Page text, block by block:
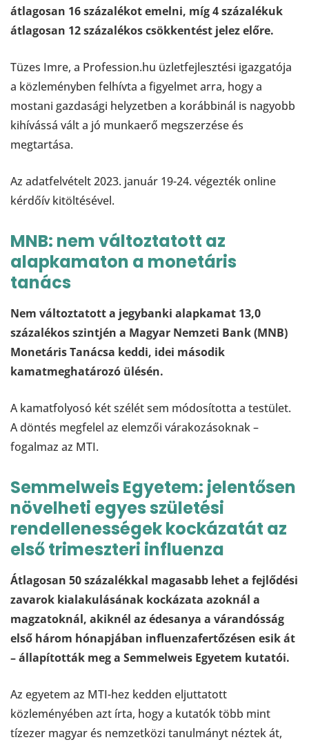
átlagosan 16 százalékot emelni, míg 4 százalékuk
átlagosan 12 százalékos csökkentést jelez előre.
Tüzes Imre, a Profession.hu üzletfejlesztési igazgatója
a közleményben felhívta a figyelmet arra, hogy a
mostani gazdasági helyzetben a korábbinál is nagyobb
kihívássá vált a jó munkaerő megszerzése és
megtartása.
Az adatfelvételt 2023. január 19-24. végezték online
kérdőív kitöltésével.
MNB: nem változtatott az
alapkamaton a monetáris
tanács
Nem változtatott a jegybanki alapkamat 13,0
százalékos szintjén a Magyar Nemzeti Bank (MNB)
Monetáris Tanácsa keddi, idei második
kamatmeghatározó ülésén.
A kamatfolyosó két szélét sem módosította a testület.
A döntés megfelel az elemzői várakozásoknak –
fogalmaz az MTI.
Semmelweis Egyetem: jelentősen
növelheti egyes születési
rendellenességek kockázatát az
első trimeszteri influenza
Átlagosan 50 százalékkal magasabb lehet a fejlődési
zavarok kialakulásának kockázata azoknál a
magzatoknál, akiknél az édesanya a várandósság
első három hónapjában influenzafertőzésen esik át
– állapították meg a Semmelweis Egyetem kutatói.
Az egyetem az MTI-hez kedden eljuttatott
közleményében azt írta, hogy a kutatók több mint
tízezer magyar és nemzetközi tanulmányt néztek át,